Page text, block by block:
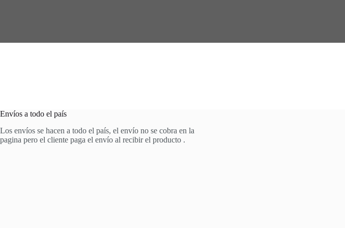
Envíos a todo el país
Los envíos se hacen a todo el país, el envío no se cobra en la
pagina pero el cliente paga el envío al recibir el producto .